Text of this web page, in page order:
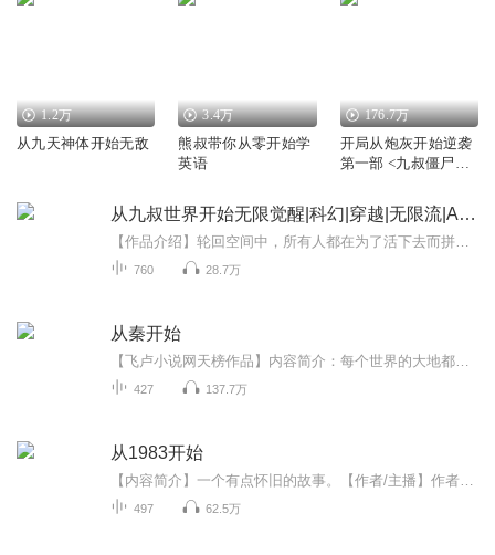
1.2万
从九天神体开始无敌
3.4万
熊叔带你从零开始学
英语
176.7万
开局从炮灰开始逆袭
第一部 <九叔僵尸系
从九叔世界开始无限觉醒|科幻|穿越|无限流|AI专辑
760 28.7万
从秦开始
427 137.7万
从1983开始
497 62.5万